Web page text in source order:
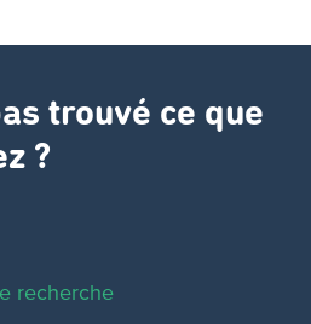
trouvé ce que
?
recherche